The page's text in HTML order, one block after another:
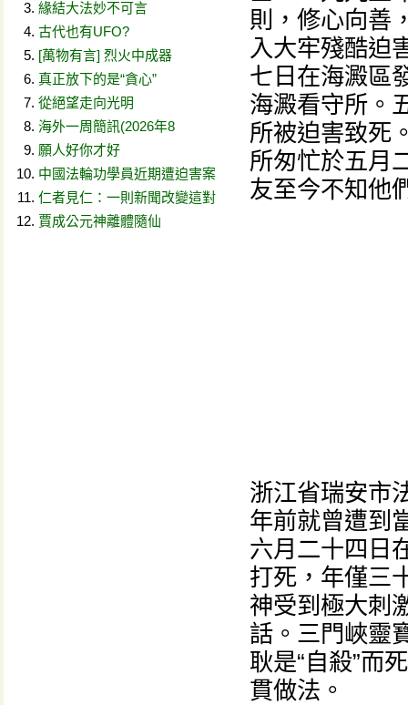
緣結大法妙不可言
古代也有UFO?
[萬物有言] 烈火中成器
真正放下的是“貪心”
從絕望走向光明
海外一周簡訊(2026年8
願人好你才好
中國法輪功學員近期遭迫害案
仁者見仁：一則新聞改變這對
賈成公元神離體隨仙
則，修心向善
入大牢殘酷迫
七日在海澱區
海澱看守所。
所被迫害致死
所匆忙於五月
友至今不知他
浙江省瑞安市
年前就曾遭到
六月二十四日
打死，年僅三
神受到極大刺
話。三門峽靈
耿是“自殺”而
貫做法。